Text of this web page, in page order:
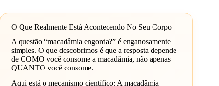
O Que Realmente Está Acontecendo No Seu Corpo
A questão “macadâmia engorda?” é enganosamente
simples. O que descobrimos é que a resposta depende
de COMO você consome a macadâmia, não apenas
QUANTO você consome.
Aqui está o mecanismo científico: A macadâmia